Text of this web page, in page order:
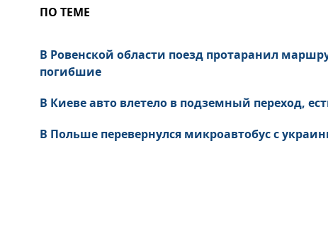
ПО ТЕМЕ
В Ровенской области поезд протаранил
погибшие
В Киеве авто влетело в подземный переход,
В Польше перевернулся микроавтобус с